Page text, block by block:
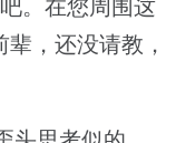
。在您周围这
，还没请教，